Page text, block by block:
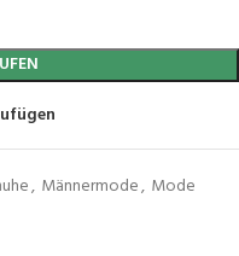
, Männermode, Mode